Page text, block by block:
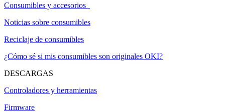
Consumibles y accesorios
Noticias sobre consumibles
Reciclaje de consumibles
¿Cómo sé si mis consumibles son originales OKI?
DESCARGAS
Controladores y herramientas
Firmware